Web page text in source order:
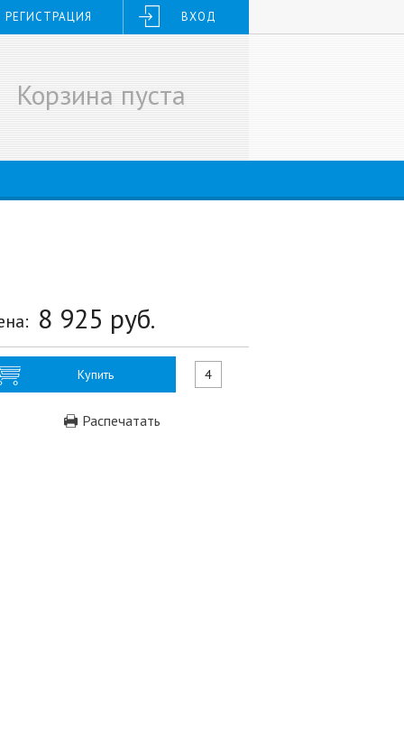
РЕГИСТРАЦИЯ ВХОД
Корзина пуста
8 925 руб.
Купить
Распечатать